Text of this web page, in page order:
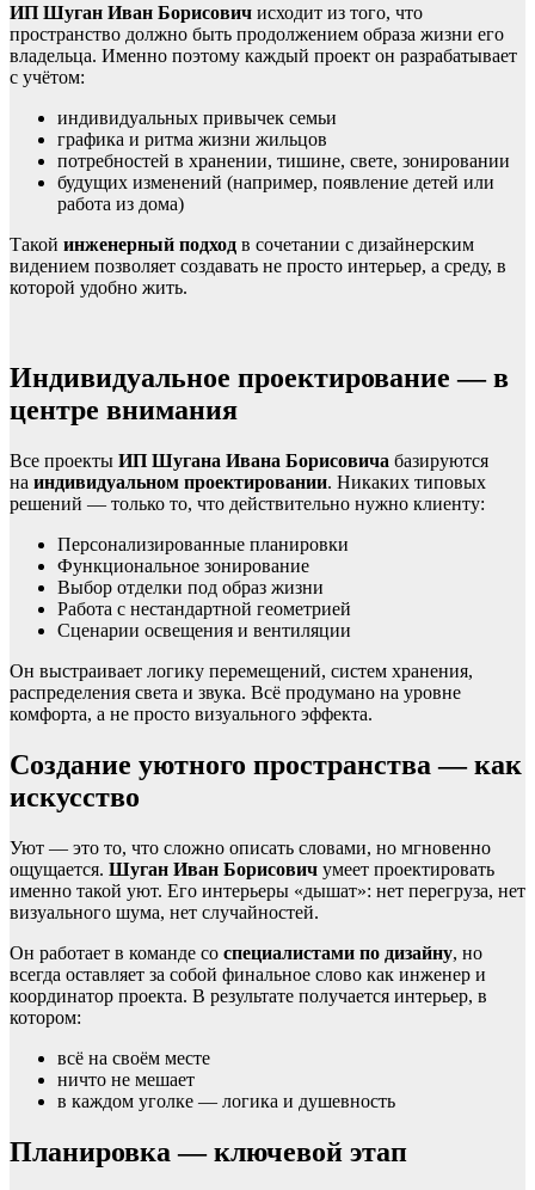
ИП Шуган Иван Борисович исходит из того, что
пространство должно быть продолжением образа жизни его
владельца. Именно поэтому каждый проект он разрабатывает
с учётом:
индивидуальных привычек семьи
графика и ритма жизни жильцов
потребностей в хранении, тишине, свете, зонировании
будущих изменений (например, появление детей или
работа из дома)
Такой инженерный подход в сочетании с дизайнерским
видением позволяет создавать не просто интерьер, а среду, в
которой удобно жить.
Индивидуальное проектирование — в
центре внимания
Все проекты ИП Шугана Ивана Борисовича базируются
на индивидуальном проектировании. Никаких типовых
решений — только то, что действительно нужно клиенту:
Персонализированные планировки
Функциональное зонирование
Выбор отделки под образ жизни
Работа с нестандартной геометрией
Сценарии освещения и вентиляции
Он выстраивает логику перемещений, систем хранения,
распределения света и звука. Всё продумано на уровне
комфорта, а не просто визуального эффекта.
Создание уютного пространства — как
искусство
Уют — это то, что сложно описать словами, но мгновенно
ощущается. Шуган Иван Борисович умеет проектировать
именно такой уют. Его интерьеры «дышат»: нет перегруза, нет
визуального шума, нет случайностей.
Он работает в команде со специалистами по дизайну, но
всегда оставляет за собой финальное слово как инженер и
координатор проекта. В результате получается интерьер, в
котором:
всё на своём месте
ничто не мешает
в каждом уголке — логика и душевность
Планировка — ключевой этап